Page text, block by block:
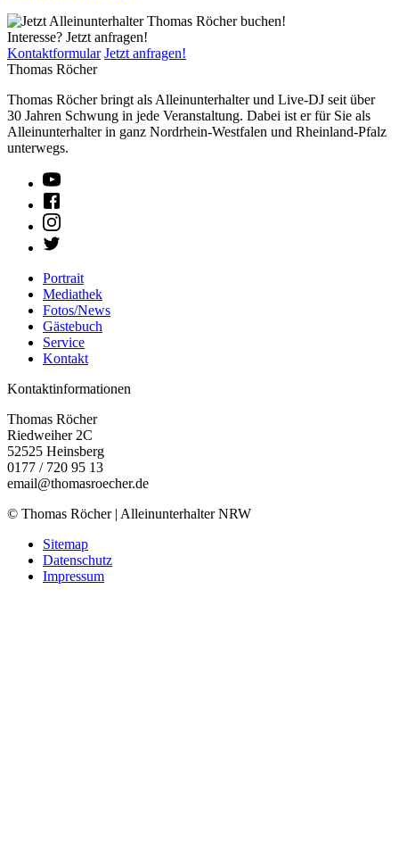
Interesse? Jetzt anfragen!
Kontaktformular Jetzt anfragen!
Thomas Röcher
Thomas Röcher bringt als Alleinunterhalter und Live-DJ seit über
30 Jahren Schwung in jede Veranstaltung. Dabei ist er für Sie als
Alleinunterhalter in ganz Nordrhein-Westfalen und Rheinland-Pfalz
unterwegs.
Portrait
Mediathek
Fotos/News
Gästebuch
Service
Kontakt
Kontaktinformationen
Thomas Röcher
Riedweiher 2C
52525 Heinsberg
0177 / 720 95 13
email@thomasroecher.de
© Thomas Röcher | Alleinunterhalter NRW
Sitemap
Datenschutz
Impressum